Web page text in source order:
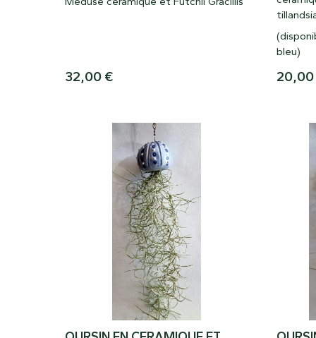
32,00 €
bleu)
20,00